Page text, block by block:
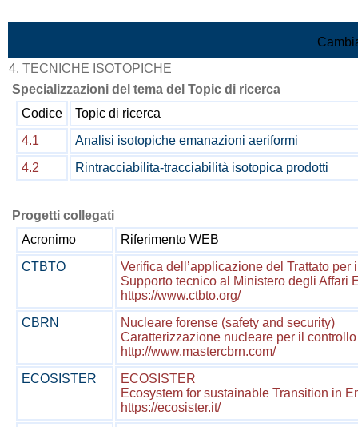
4. TECNICHE ISOTOPICHE
Specializzazioni del tema del Topic di ricerca
Codice
Topic di ricerca
4.1
Analisi isotopiche emanazioni aeriformi
4.2
Rintracciabilita-tracciabilità isotopica prodotti
Progetti collegati
Acronimo
Riferimento WEB
CTBTO
Verifica dell’applicazione del Trattato
Supporto tecnico al Ministero degli Affari
https://www.ctbto.org/
CBRN
Nucleare forense (safety and security)
Caratterizzazione nucleare per il
http://www.mastercbrn.com/
ECOSISTER
ECOSISTER
Ecosystem for sustainable Transition in
https://ecosister.it/